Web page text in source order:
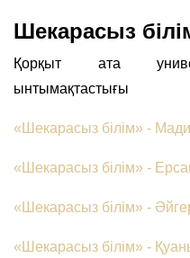
Шекарасыз
Қорқыт ата
ынтымақтастығы
«Шекарасыз білім» -
«Шекарасыз білім» -
«Шекарасыз білім» -
«Шекарасыз білім» -